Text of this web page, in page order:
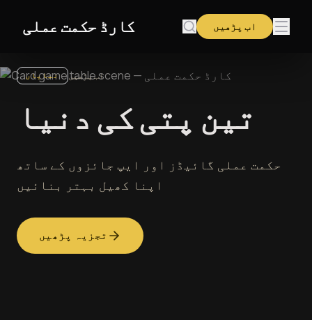
کارڈ حکمت عملی اب پڑھیں
نمایاں اب پڑھیں
تین پتی کی دنیا
حکمت عملی گائیڈز اور ایپ جائزوں کے ساتھ
اپنا کھیل بہتر بنائیں
تجزیہ پڑھیں